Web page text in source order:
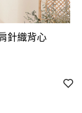
針織背心